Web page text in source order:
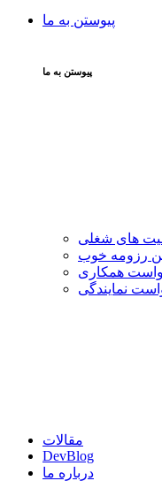
پیوستن به ما
پیوستن به ما
های شغلی
رزومه خوب
همکاری
نمایندگی
مقالات
DevBlog
درباره ما